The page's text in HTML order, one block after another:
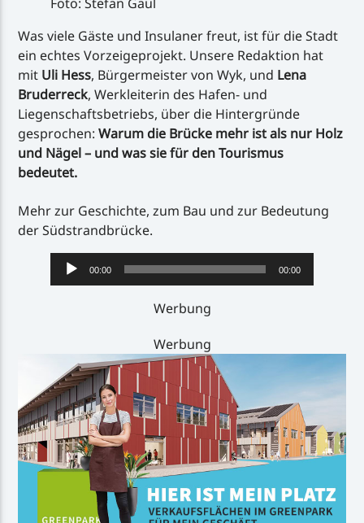
Was viele Gäste und Insulaner freut, ist für die Stadt
ein echtes Vorzeigeprojekt. Unsere Redaktion hat
mit Uli Hess, Bürgermeister von Wyk, und Lena
Bruderreck, Werkleiterin des Hafen- und
Liegenschaftsbetriebs, über die Hintergründe
gesprochen:Warum die Brücke mehr ist als nur Holz
und Nägel – und was sie für den Tourismus
bedeutet.
Mehr zur Geschichte, zum Bau und zur Bedeutung
der Südstrandbrücke.
Audio-
Player
00:00 00:00
Werbung
Werbung